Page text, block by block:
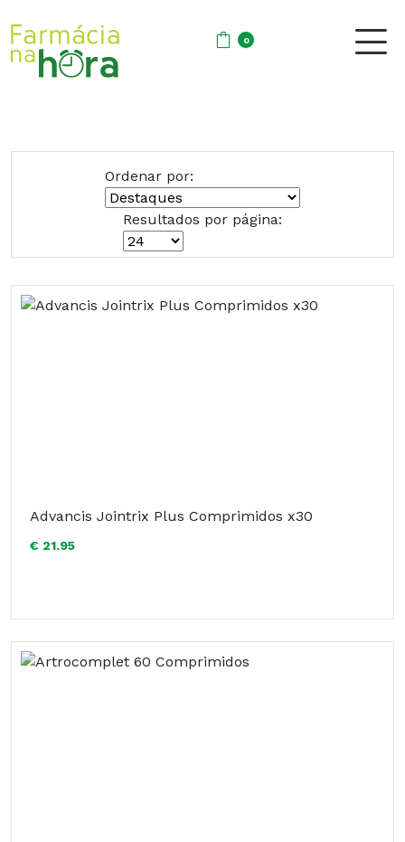
0
Ordenar por:
Resultados por página:
Advancis Jointrix Plus Comprimidos x30
€ 21.95